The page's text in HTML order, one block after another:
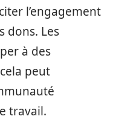
l’engagement
dons. Les
à des
peut
travail.